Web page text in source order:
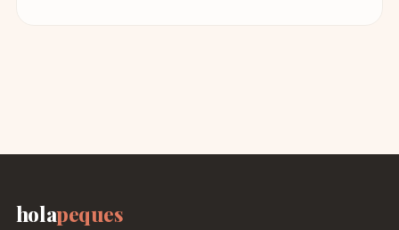
holapeques